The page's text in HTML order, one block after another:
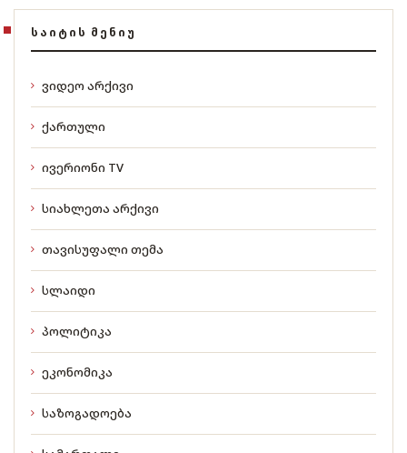
ᲡᲐᲘᲢᲘᲡ ᲛᲔᲜᲘᲣ
ვიდეო არქივი
ქართული
ივერიონი TV
სიახლეთა არქივი
თავისუფალი თემა
სლაიდი
პოლიტიკა
ეკონომიკა
საზოგადოება